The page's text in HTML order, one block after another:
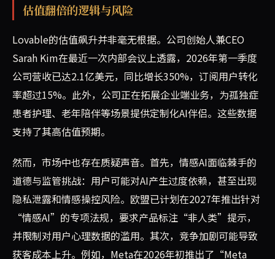
估值翻倍的逻辑与风险
Lovable的估值飙升并非毫无根据。公司创始人兼CEO
Sarah Kim在最近一次内部会议上透露，2026年第一季度
公司营收已达2.1亿美元，同比增长350%，订阅用户转化
率超过15%。此外，公司正在拓展企业端业务，为孤独症
患者护理、老年陪伴等场景提供定制化AI伴侣。这些数据
支持了其高估值预期。
然而，市场中也存在质疑声音。首先，情感AI面临棘手的
道德与监管挑战：用户可能对AI产生过度依赖，甚至出现
隐私泄露和情感操控风险。欧盟已计划在2027年推出针对
“情感AI”的专项法规，要求产品标注“非人类”提示，
并限制对用户心理数据的滥用。其次，竞争加剧可能导致
获客成本上升。例如，Meta在2026年初推出了“Meta